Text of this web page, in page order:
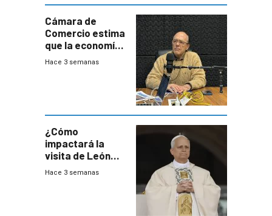
Cámara de
Comercio estima
que la economía
crecerá 1,6%
Hace 3 semanas
¿Cómo
impactará la
visita de León
XIV a Uruguay?
Hace 3 semanas